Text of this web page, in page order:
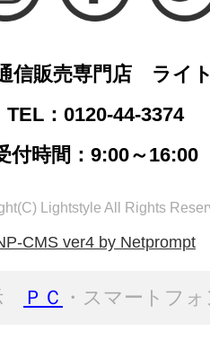
信販売専門店 ライ
TEL：0120-44-3374
付時間：9:00～16:00
Lightstyle All Rights
CMS ver4 by Netprompt
ＰＣ ・スマートフ